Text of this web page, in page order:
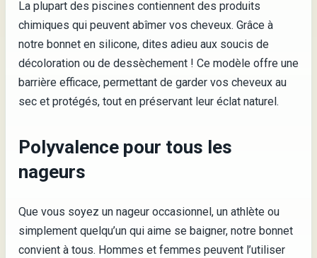
La plupart des piscines contiennent des produits
chimiques qui peuvent abîmer vos cheveux. Grâce à
notre bonnet en silicone, dites adieu aux soucis de
décoloration ou de dessèchement ! Ce modèle offre une
barrière efficace, permettant de garder vos cheveux au
sec et protégés, tout en préservant leur éclat naturel.
Polyvalence pour tous les
nageurs
Que vous soyez un nageur occasionnel, un athlète ou
simplement quelqu’un qui aime se baigner, notre bonnet
convient à tous. Hommes et femmes peuvent l’utiliser